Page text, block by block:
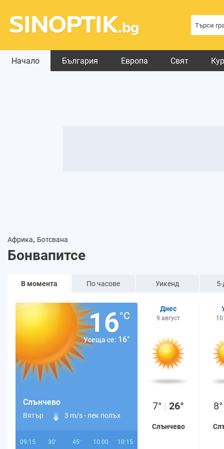
Начало България Европа Свят
Африка, Ботсвана
Бонвапитсе
В момента По часове Уикенд
16°C
Усеща се: 16°
Слънчево
Вятър 3 m/s - лек полъх
09:15 30' 45' 10:00 10:15
Днес
9 август
7° | 26°
Слънчево
10